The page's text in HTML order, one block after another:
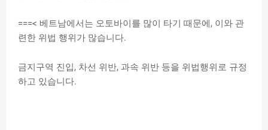
===< 베트남에서는 오토바이를 많이 타기 때문에, 이와 관
련한 위법 행위가 많습니다.
금지구역 진입, 차선 위반, 과속 위반 등을 위법행위로 규정
하고 있습니다.